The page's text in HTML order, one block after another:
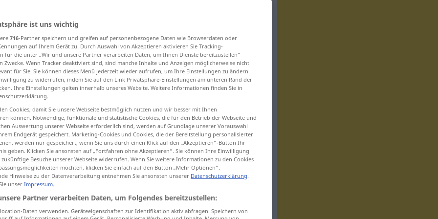
Schönheit, Schöner, schöne Person
beauty
athingof beauty
ist uns wichtig
716-Partner speichern und greifen auf personenbezogene Daten wie Browserdaten oder
auf Ihrem Gerät zu. Durch Auswahl von Akzeptieren aktivieren Sie Tracking-
für die unter „Wir und unsere Partner verarbeiten Daten, um Ihnen Dienste bereitzustellen“
Zwecke. Wenn Tracker deaktiviert sind, sind manche Inhalte und Anzeigen möglicherweise nicht
für Sie. Sie können dieses Menü jederzeit wieder aufrufen, um Ihre Einstellungen zu ändern
zu widerrufen, indem Sie auf den Link Privatsphäre-Einstellungen am unteren Rand der
Ihre Einstellungen gelten innerhalb unseres Website. Weitere Informationen finden Sie in
Cookies, damit Sie unsere Webseite bestmöglich nutzen und wir besser mit Ihnen
können. Notwendige, funktionale und statistische Cookies, die für den Betrieb der Webseite und
Auswertung unserer Webseite erforderlich sind, werden auf Grundlage unserer Vorauswahl
Endgerät gespeichert. Marketing-Cookies und Cookies, die der Bereitstellung personalisierter
werden nur gespeichert, wenn Sie uns durch einen Klick auf den „Akzeptieren“-Button Ihr
geben. Klicken Sie ansonsten auf „Fortfahren ohne Akzeptieren“. Sie können Ihre Einwilligung
Besuche unserer Webseite widerrufen. Wenn Sie weitere Informationen zu den Cookies
möchten, klicken Sie einfach auf den Button „Mehr Optionen“.
Hinweise zu der Datenverarbeitung entnehmen Sie ansonsten unserer Datenschutzerklärung.
unser Impressum.
Partner verarbeiten Daten, um Folgendes bereitzustellen:
Daten verwenden. Geräteeigenschaften zur Identifikation aktiv abfragen. Speichern von